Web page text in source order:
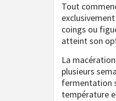
Tout
coings ou
atteint son
La
plusieurs
fermentation
température